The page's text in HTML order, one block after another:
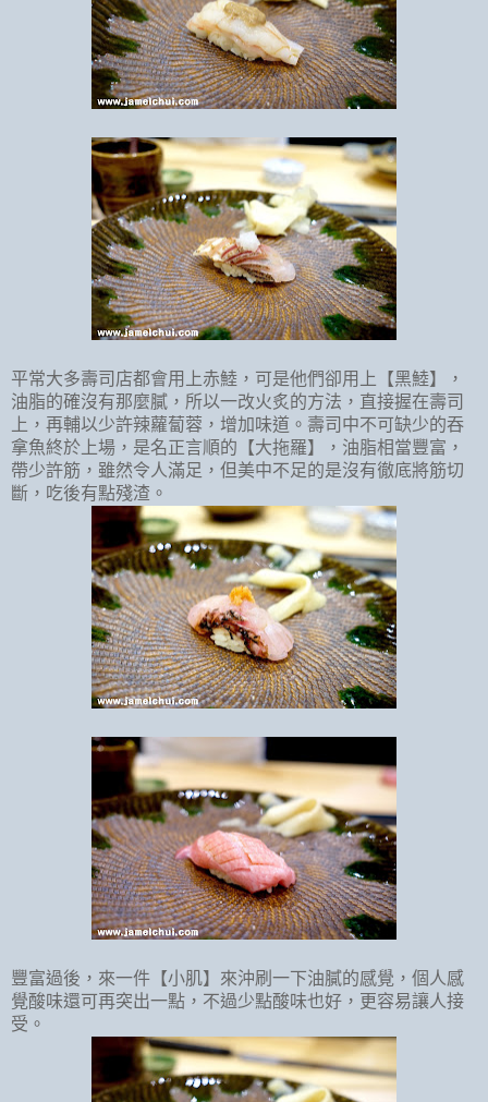
平常大多壽司店都會用上赤鯥，可是他們卻用上【黑鯥】，
油脂的確沒有那麼膩，所以一改火炙的方法，直接握在壽司
上，再輔以少許辣蘿蔔蓉，增加味道。壽司中不可缺少的吞
拿魚終於上場，是名正言順的【大拖羅】，油脂相當豐富，
帶少許筋，雖然令人滿足，但美中不足的是沒有徹底將筋切
斷，吃後有點殘渣。
豐富過後，來一件【小肌】來沖刷一下油膩的感覺，個人感
覺酸味還可再突出一點，不過少點酸味也好，更容易讓人接
受。